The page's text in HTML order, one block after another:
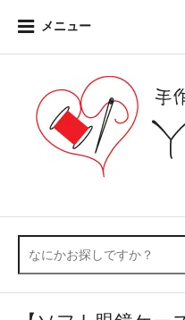
メニュー